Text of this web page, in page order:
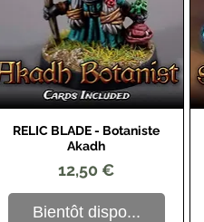
Aperçu rapide
RELIC BLADE - Botaniste
Akadh
Prix
12,50 €
Bientôt dispo...